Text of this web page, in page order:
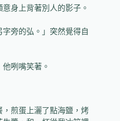
意身上背著別人的影子。
旁的弘。」突然覺得自
他咧嘴笑著。
煎蛋上灑了點海鹽，烤